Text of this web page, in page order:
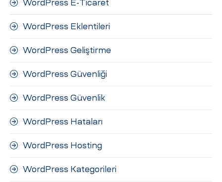
WordPress E-Ticaret
WordPress Eklentileri
WordPress Geliştirme
WordPress Güvenliği
WordPress Güvenlik
WordPress Hataları
WordPress Hosting
WordPress Kategorileri